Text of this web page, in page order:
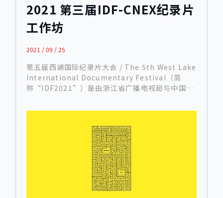
2021 第三届IDF-CNEX纪录片
工作坊
2021 / 09 / 25
第五届西湖国际纪录片大会 / The 5th West Lake
International Documentary Festival（简
称“IDF2021”）是由浙江省广播电视局与中国美
片推优、提案、展播、论坛、工作坊于一体的高品
2021年10月22日-25日在杭州西子湖畔举行。
“IDF学院”培育单元是西湖国际纪录片大会为培
育未来纪录片新生力量而设置的公益性项目，面向
高校师生、纪录片工作者以及纪录片学者，打造
以“纪录片新生代”为主题的培育计划。2021
年“IDF学院”联手CNEX打造以剪辑为特色的专业
工作坊，为国际纪录片大师与中国青年导演搭建国